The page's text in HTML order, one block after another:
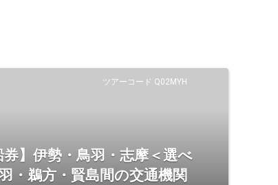
ツアーコード Q02MYH
】伊勢・鳥羽・志摩＜選べ
鵜方・賢島間の交通機関